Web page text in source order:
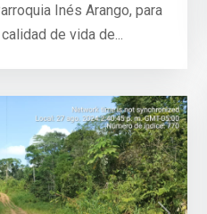
Inés Arango, para
de vida de...